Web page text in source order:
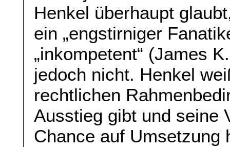
Henkel überhaupt
ein „engstirniger
„inkompetent“ (James
jedoch nicht. Henkel
rechtlichen
Ausstieg gibt und seine
Chance auf Umsetzung